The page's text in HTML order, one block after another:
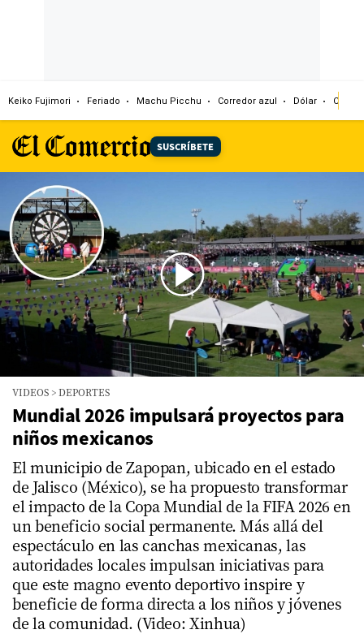
Keiko Fujimori Feriado Machu Picchu Corredor azul Dólar
SUSCRÍBETE
00:00/ 02:05
VIDEOS >DEPORTES
Mundial 2026 impulsará proyectos para
niños mexicanos
El municipio de Zapopan, ubicado en el estado
de Jalisco (México), se ha propuesto transformar
el impacto de la Copa Mundial de la FIFA 2026 en
un beneficio social permanente. Más allá del
espectáculo en las canchas mexicanas, las
autoridades locales impulsan iniciativas para
que este magno evento deportivo inspire y
beneficie de forma directa a los niños y jóvenes
de la comunidad. (Video: Xinhua)